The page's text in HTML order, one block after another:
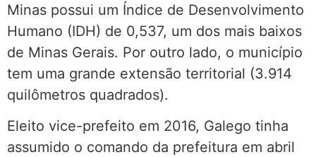
Minas possui um Índice de Desenvolvimento
Humano (IDH) de 0,537, um dos mais baixos
de Minas Gerais. Por outro lado, o município
tem uma grande extensão territorial (3.914
quilômetros quadrados).
Eleito vice-prefeito em 2016, Galego tinha
assumido o comando da prefeitura em abril